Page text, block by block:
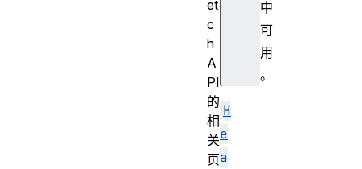
中
可
用
。
H
e
a
et
c
h
A
PI
的
相
关
页